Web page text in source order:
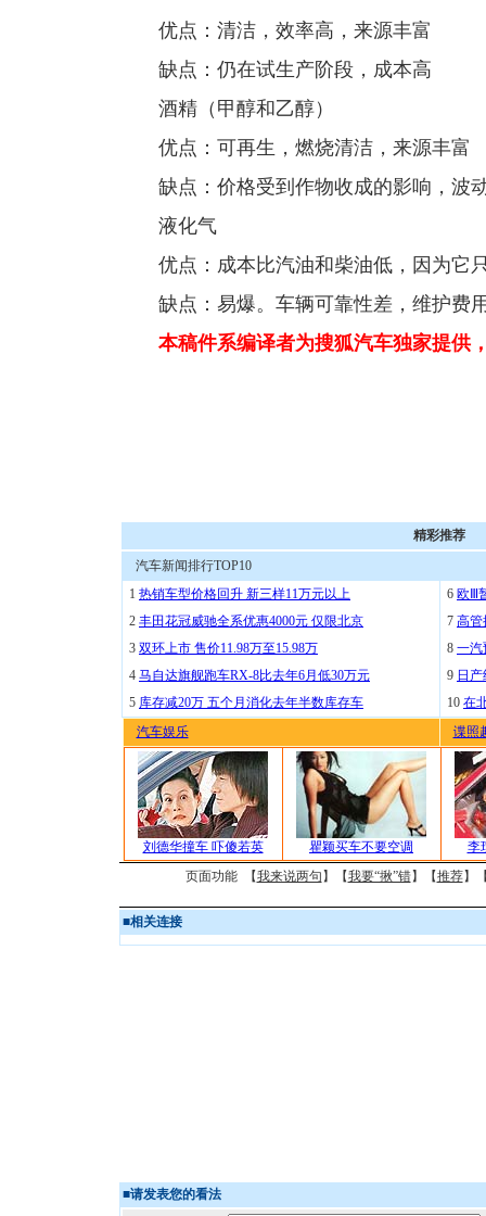
优点：清洁，效率高，来源丰富
缺点：仍在试生产阶段，成本高
酒精（甲醇和乙醇）
优点：可再生，燃烧清洁，来源丰富
缺点：价格受到作物收成的影响，波
液化气
优点：成本比汽油和柴油低，因为它
缺点：易爆。车辆可靠性差，维护费
本稿件系编译者为搜狐汽车独家提供
精彩推荐
汽车新闻排行TOP10
1 热销车型价格回升 新三样11万元以上
2 丰田花冠威驰全系优惠4000元 仅限北京
3 双环上市 售价11.98万至15.98万
4 马自达旗舰跑车RX-8比去年6月低30万元
5 库存减20万 五个月消化去年半数库存车
6 欧Ⅲ
7 高管
8 一汽
9 日
10 在
汽车娱乐
谍照
刘德华撞车 吓傻若英 瞿颖买车不要空调
李
页面功能 【我来说两句 】【我要“揪”错】【推荐】
■相关连接
■请发表您的看法